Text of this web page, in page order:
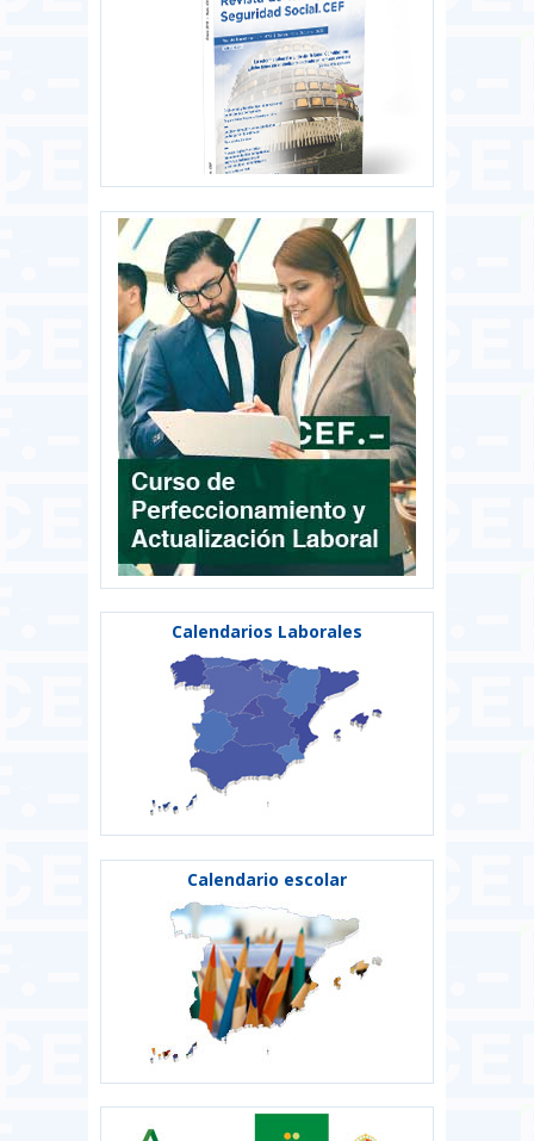
Calendarios Laborales
Calendario escolar